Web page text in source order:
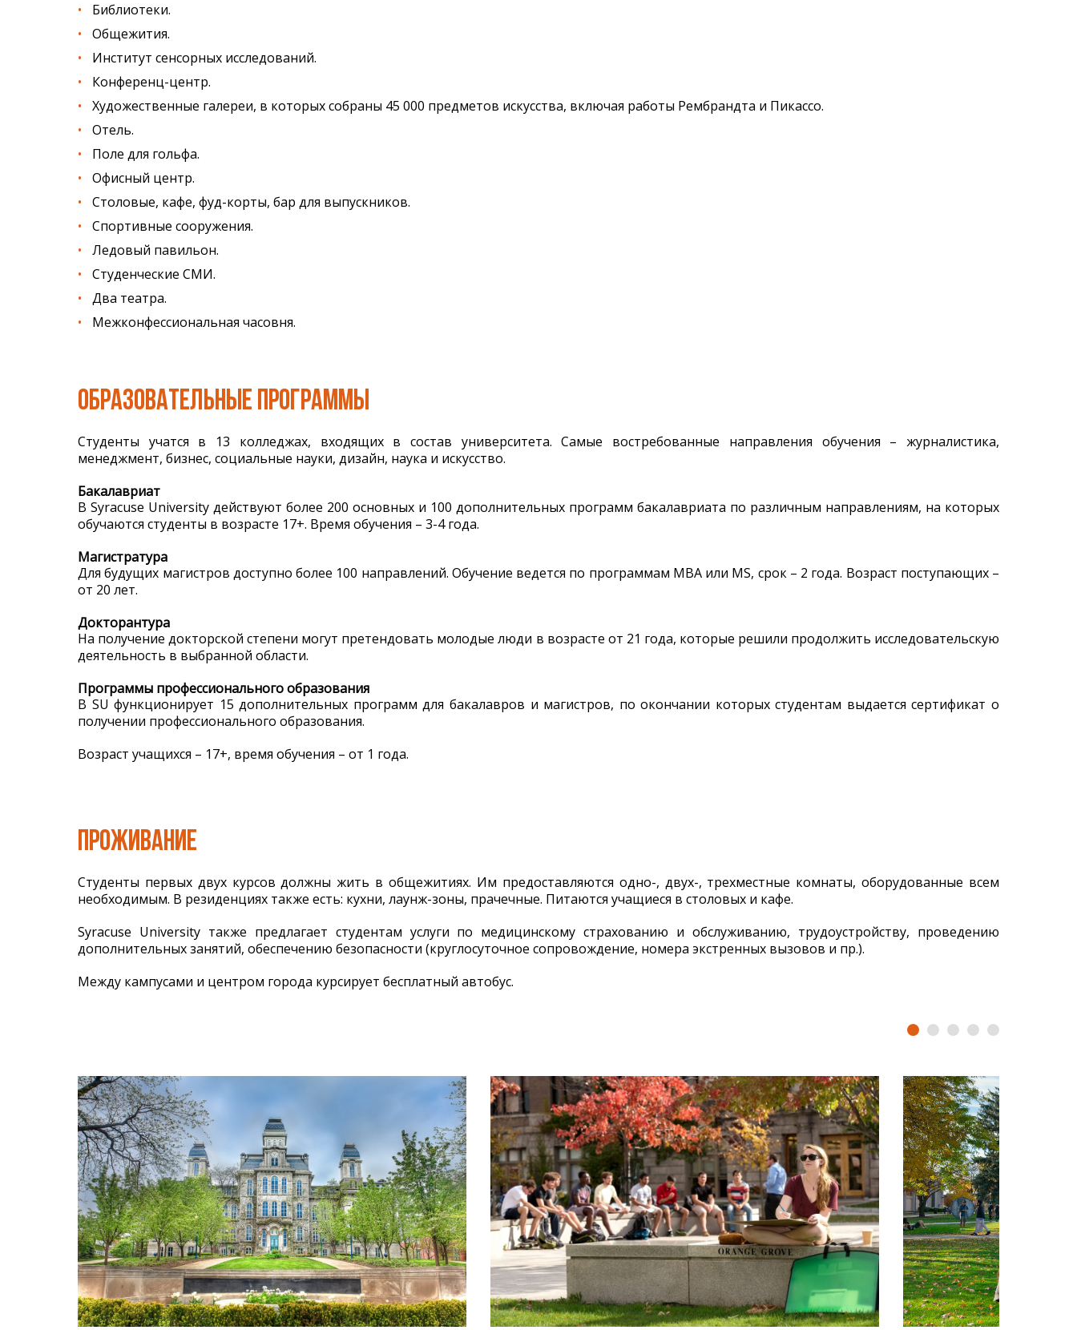
Библиотеки.
Общежития.
Институт сенсорных исследований.
Конференц-центр.
Художественные галереи, в которых собраны 45 000 предметов искусства, включая работы Рембрандта и Пикассо.
Отель.
Поле для гольфа.
Офисный центр.
Столовые, кафе, фуд-корты, бар для выпускников.
Спортивные сооружения.
Ледовый павильон.
Студенческие СМИ.
Два театра.
Межконфессиональная часовня.
ОБРАЗОВАТЕЛЬНЫЕ ПРОГРАММЫ
Студенты учатся в 13 колледжах, входящих в состав университета. Самые востребованные направления обучения – журналистика,
менеджмент, бизнес, социальные науки, дизайн, наука и искусство.
Бакалавриат
В Syracuse University действуют более 200 основных и 100 дополнительных программ бакалавриата по различным направлениям, на которых
обучаются студенты в возрасте 17+. Время обучения – 3-4 года.
Магистратура
Для будущих магистров доступно более 100 направлений. Обучение ведется по программам MBA или MS, срок – 2 года. Возраст поступающих –
от 20 лет.
Докторантура
На получение докторской степени могут претендовать молодые люди в возрасте от 21 года, которые решили продолжить исследовательскую
деятельность в выбранной области.
Программы профессионального образования
В SU функционирует 15 дополнительных программ для бакалавров и магистров, по окончании которых студентам выдается сертификат о
получении профессионального образования.
Возраст учащихся – 17+, время обучения – от 1 года.
ПРОЖИВАНИЕ
Студенты первых двух курсов должны жить в общежитиях. Им предоставляются одно-, двух-, трехместные комнаты, оборудованные всем
необходимым. В резиденциях также есть: кухни, лаунж-зоны, прачечные. Питаются учащиеся в столовых и кафе.
Syracuse University также предлагает студентам услуги по медицинскому страхованию и обслуживанию, трудоустройству, проведению
дополнительных занятий, обеспечению безопасности (круглосуточное сопровождение, номера экстренных вызовов и пр.).
Между кампусами и центром города курсирует бесплатный автобус.